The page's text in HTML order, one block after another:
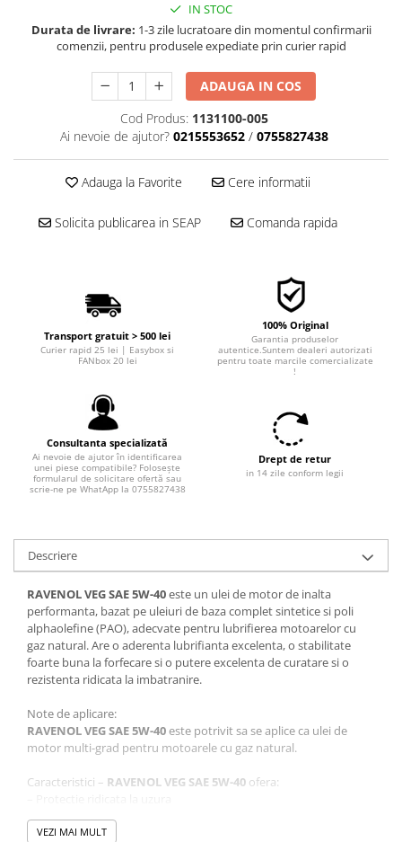
■ Filtre ulei
■ Filtre aer
■ Filtre combustibil
■ Filtre hidraulice
■ Filtre uscator
■ Filtre aditivi
■ Filtre epurator
Filtre agent racire
Filtre combustibil
Filtre habitaclu
Filtre uscator
Filtre epurator
Sistem franare
Placute frana
Discuri frana
Saboti frana
Senzori uzura placute
Tamburi frana
Cablu frana de mana
Suport etrier
Electrice
Bujii incandescente
Kit distributie
IN STOC
Durata de livrare: 1-3 zile lucratoare din momentul confirmarii
comenzii, pentru produsele expediate prin curier rapid
ADAUGA IN COS
Cod Produs: 1131100-005
Ai nevoie de ajutor? 0215553652 / 0755827438
Adauga la Favorite Cere informatii
Solicita publicarea in SEAP Comanda rapida
Transport gratuit > 500 lei
Curier rapid 25 lei | Easybox si
FANbox 20 lei
100% Original
Garantia produselor
autentice.Suntem dealeri autorizati
pentru toate marcile comercializate
!
Consultanta specializată
Ai nevoie de ajutor în identificarea
unei piese compatibile? Folosește
formularul de solicitare ofertă sau
scrie-ne pe WhatApp la 0755827438
Drept de retur
in 14 zile conform legii
Descriere
RAVENOL VEG SAE 5W-40este un ulei de motor de inalta
performanta, bazat pe uleiuri de baza complet sintetice si poli
alphaolefine (PAO), adecvate pentru lubrifierea motoarelor cu
gaz natural. Are o aderenta lubrifianta excelenta, o stabilitate
foarte buna la forfecare si o putere excelenta de curatare si o
rezistenta ridicata la imbatranire.
Note de aplicare:
RAVENOL VEG SAE 5W-40este potrivit sa se aplice ca ulei de
motor multi-grad pentru motoarele cu gaz natural.
Caracteristici – RAVENOL VEG SAE 5W-40 ofera:
– Economie de combustibil prin proprietati de frecare scazuta
– Proprietati excelente de detergent si dispersant
VEZI MAI MULT